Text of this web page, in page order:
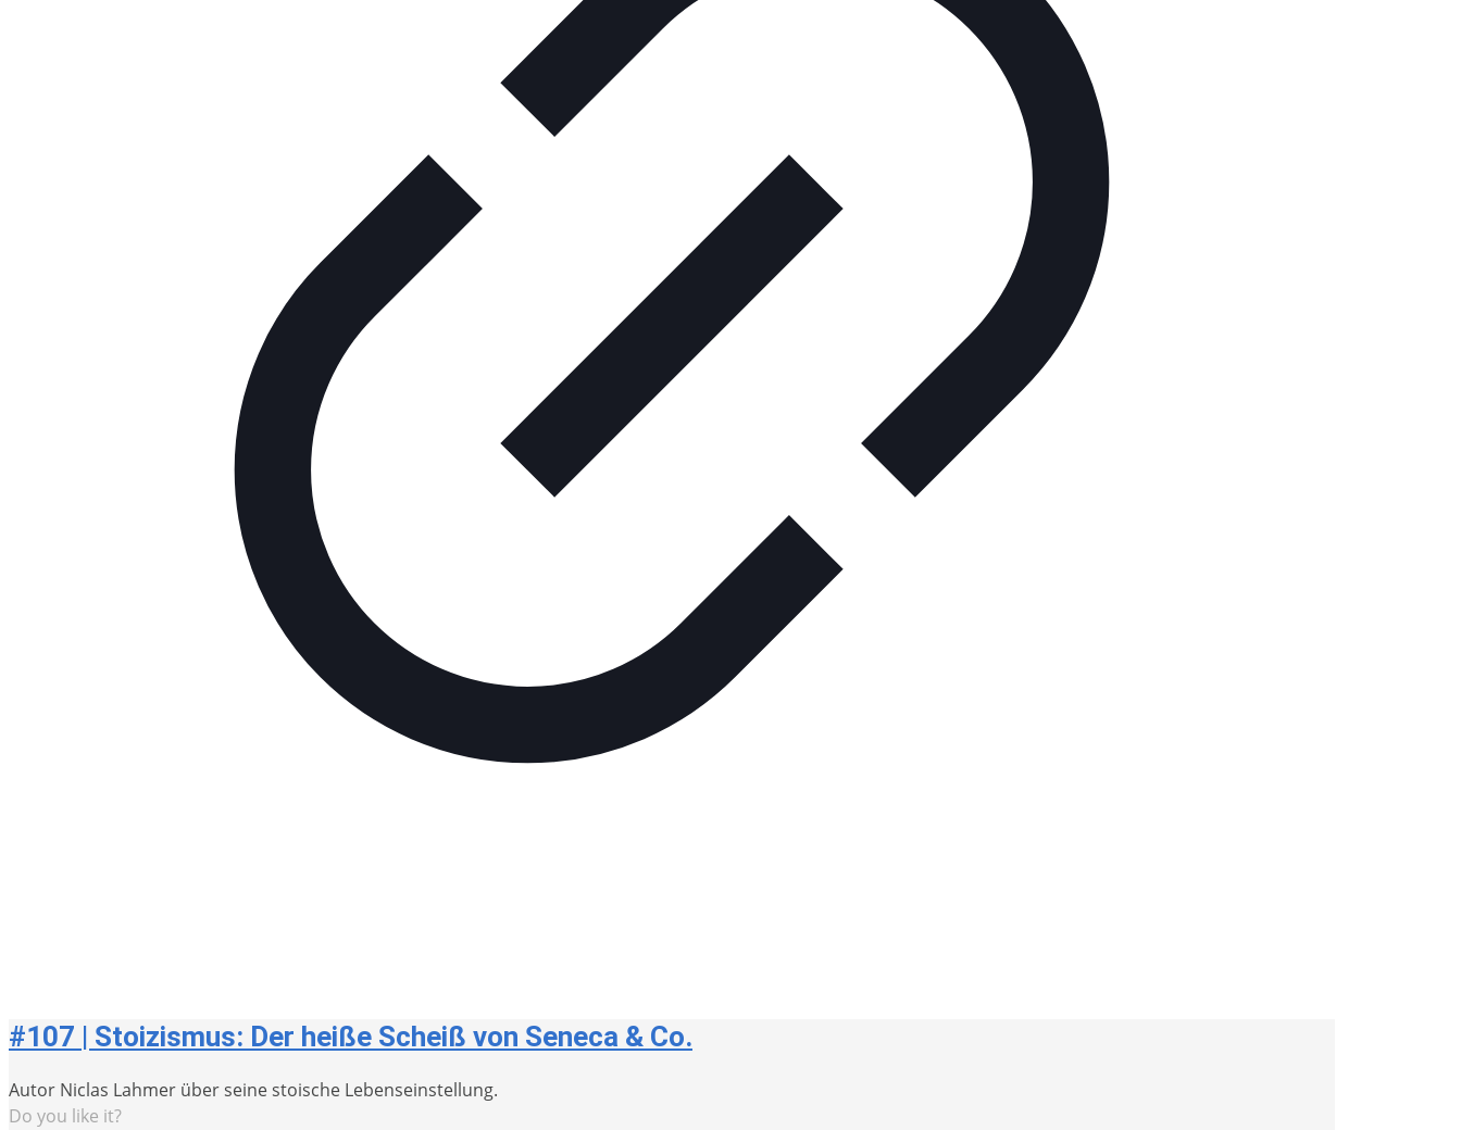
#107 | Stoizismus: Der heiße Scheiß von Seneca & Co.
Autor Niclas Lahmer über seine stoische Lebenseinstellung.
Do you like it?